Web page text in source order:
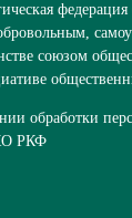
союзом
обработки
РКФ